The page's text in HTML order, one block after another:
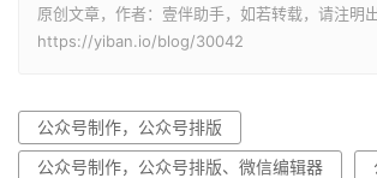
原创文章，作者：壹伴助手，如若转载，请注明出
https://yiban.io/blog/30042
公众号制作，公众号排版
公众号制作，公众号排版、微信编辑器